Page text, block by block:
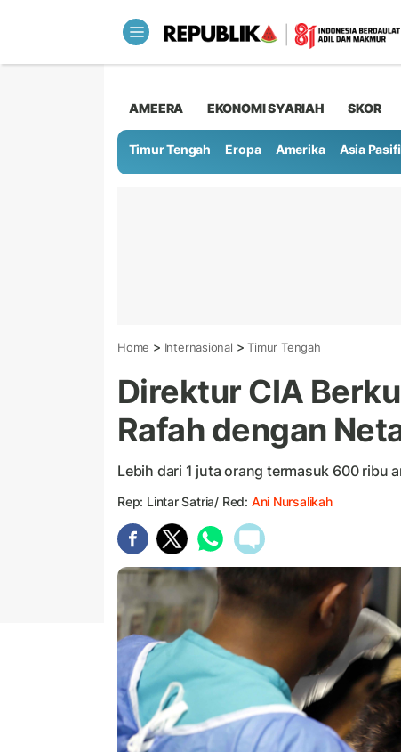
AMEERA EKONOMI SYARIAH SKOR
Timur Tengah Eropa Amerika Asia
Home > Internasional > Timur Tengah
Direktur CIA
Rafah dengan
Lebih dari 1 juta orang termasuk 600 ribu
Rep: Lintar Satria/ Red: Ani Nursalikah